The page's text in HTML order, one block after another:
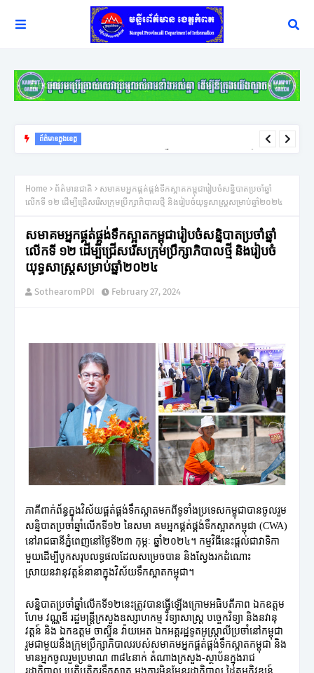
ព័ត៌មានក្នុងខេត្ត
Home ព័ត៌មានជាតិ
សមាគមអ្នកផ្គត់ផ្គង់ទឹកស្អាតកម្ពុជារៀបចំសន្និបាតប្រចាំឆ្នាំ
លើកទី ១២ ដើម្បីជ្រើសរើសក្រុមប្រឹក្សាភិបាលថ្មី និងរៀបចំយុទ្ធសាស្រ្តសម្រាប់ឆ្នាំ២០២៤
សមាគមអ្នកផ្គត់ផ្គង់ទឹកស្អាតកម្ពុជារៀបចំសន្និបាតប្រចាំឆ្នាំ
លើកទី ១២ ដើម្បីជ្រើសរើសក្រុមប្រឹក្សាភិបាលថ្មី និងរៀបចំ
យុទ្ធសាស្រ្តសម្រាប់ឆ្នាំ២០២៤
SothearomPDI February 27, 2024
ភាគីពាក់ព័ន្ធក្នុងវិស័យផ្គត់ផ្គង់ទឹកស្អាតមកពីទូទាំងប្រទេសកម្ពុជាបានចូលរួម
សន្និបាតប្រចាំឆ្នាំលើកទី១២ នៃសមា គមអ្នកផ្គត់ផ្គង់ទឹកស្អាតកម្ពុជា (CWA)
នៅរាជធានីភ្នំពេញនៅថ្ងៃទី២៣ កុម្ភៈ ឆ្នាំ២០២៤។ កម្មវិធីនេះផ្តល់ជាវាទិកា
មួយដើម្បីបូកសរុបលទ្ធផលដែលសម្រេចបាន និងស្វែងរកដំណោះ
ស្រាយនវានុវត្តន៍នានាក្នុងវិស័យទឹកស្អាតកម្ពុជា។
សន្និបាតប្រចាំឆ្នាំលើកទី១២នេះត្រូវបានធ្វើឡើងក្រោមអធិបតីភាព ឯកឧត្តម
ហែម វណ្ណឌី រដ្ឋមន្ត្រីក្រសួងឧស្សាហកម្ម វិទ្យាសាស្ត្រ បច្ចេកវិទ្យា និងនវានុ
វត្តន៍ និង ឯកឧត្តម ចាស្ទីន វ៉ាយអេត ឯកអគ្គរដ្ឋទូតអូស្ត្រាលីប្រចាំនៅកម្ពុជា
រួមជាមួយនឹងក្រុមប្រឹក្សាភិបាលរបស់សមាគមអ្នកផ្គត់ផ្គង់ទឹកស្អាតកម្ពុជា និង
មានអ្នកចូលរួមប្រមាណ ៣៨៤នាក់ តំណាងក្រសួង-ស្ថាប័នក្នុងរាជ